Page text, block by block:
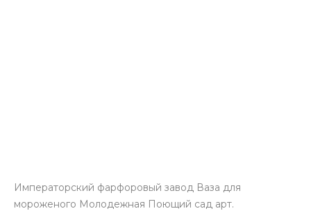
Императорский фарфоровый завод Ваза для
мороженого Молодежная Поющий сад арт.